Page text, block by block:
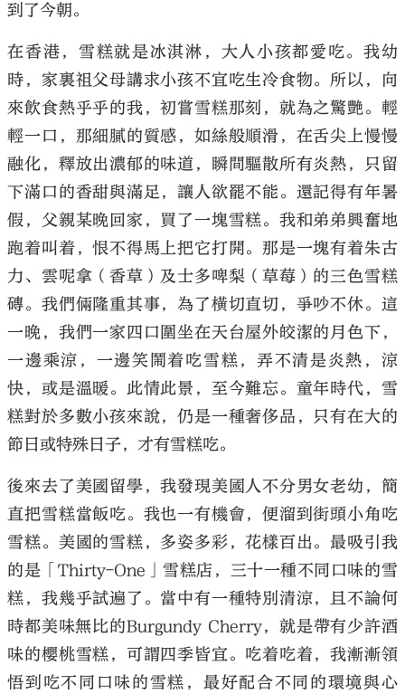
到了今朝。
在香港，雪糕就是冰淇淋，大人小孩都愛吃。我幼
時，家裏祖父母講求小孩不宜吃生冷食物。所以，向
來飲食熱乎乎的我，初嘗雪糕那刻，就為之驚艷。輕
輕一口，那細膩的質感，如絲般順滑，在舌尖上慢慢
融化，釋放出濃郁的味道，瞬間驅散所有炎熱，只留
下滿口的香甜與滿足，讓人欲罷不能。還記得有年暑
假，父親某晚回家，買了一塊雪糕。我和弟弟興奮地
跑着叫着，恨不得馬上把它打開。那是一塊有着朱古
力、雲呢拿（香草）及士多啤梨（草莓）的三色雪糕
磚。我們倆隆重其事，為了橫切直切，爭吵不休。這
一晚，我們一家四口圍坐在天台屋外皎潔的月色下，
一邊乘涼，一邊笑鬧着吃雪糕，弄不清是炎熱，涼
快，或是溫暖。此情此景，至今難忘。童年時代，雪
糕對於多數小孩來說，仍是一種奢侈品，只有在大的
節日或特殊日子，才有雪糕吃。
後來去了美國留學，我發現美國人不分男女老幼，簡
直把雪糕當飯吃。我也一有機會，便溜到街頭小角吃
雪糕。美國的雪糕，多姿多彩，花樣百出。最吸引我
的是「Thirty-One」雪糕店，三十一種不同口味的雪
糕，我幾乎試遍了。當中有一種特別清涼，且不論何
時都美味無比的Burgundy Cherry，就是帶有少許酒
味的櫻桃雪糕，可謂四季皆宜。吃着吃着，我漸漸領
悟到吃不同口味的雪糕，最好配合不同的環境與心